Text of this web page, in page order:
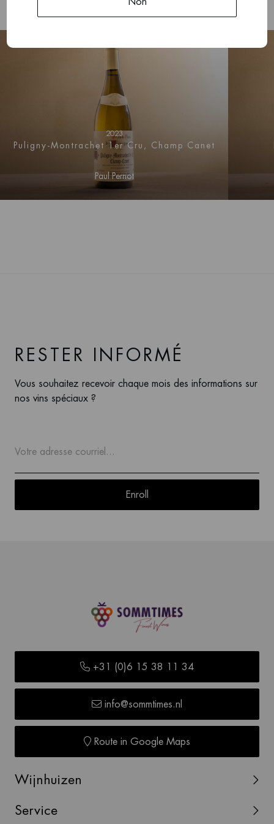
2023
Puligny-Montrachet 1er Cru, Champ Canet
Paul Pernot
RESTER INFORMÉ
Vous souhaitez recevoir chaque mois des informations sur
nos vins spéciaux ?
Enroll
+31 (0)6 15 38 11 34
info@sommtimes.nl
Route in Google Maps
Wijnhuizen
Service